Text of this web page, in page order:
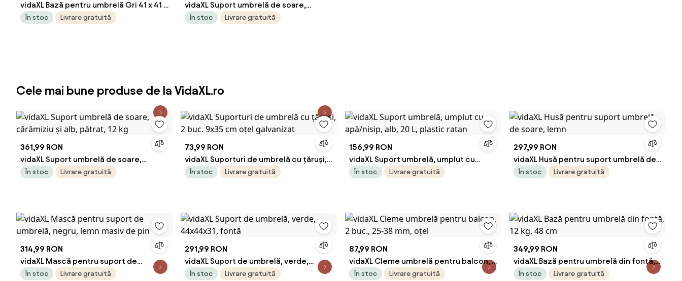
vidaXL Bază pentru umbrelă Gri 41 x 41 x
37 cm Granit
În stoc Livrare gratuită
vidaXL Suport umbrelă de soare,
cărămiziu, pătrat, 12 kg
În stoc Livrare gratuită
Cele mai bune produse de la VidaXL.ro
361,99 RON
vidaXL Suport umbrelă de soare,
cărămiziu și alb, pătrat, 12 kg
În stoc Livrare gratuită
73,99 RON
vidaXL Suporturi de umbrelă cu țăruși, 2
buc. 9x35 cm oțel galvanizat
În stoc Livrare gratuită
156,99 RON
vidaXL Suport umbrelă, umplut cu
apă/nisip, alb, 20 L, plastic ratan
În stoc Livrare gratuită
297,99 RON
vidaXL Husă pentru suport umbrelă de
soare, lemn
În stoc Livrare gratuită
314,99 RON
vidaXL Mască pentru suport de
umbrelă, negru, lemn masiv de pin
În stoc Livrare gratuită
291,99 RON
vidaXL Suport de umbrelă, verde,
44x44x31, fontă
În stoc Livrare gratuită
87,99 RON
vidaXL Cleme umbrelă pentru balcon, 2
buc., 25-38 mm, oțel
În stoc Livrare gratuită
349,99 RON
vidaXL Bază pentru umbrelă din fontă,
12 kg, 48 cm
În stoc Livrare gratuită